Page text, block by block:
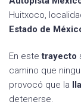
Huitxoco,
Estado de
En estetrayecto
camino que
provocó que la
detenerse.